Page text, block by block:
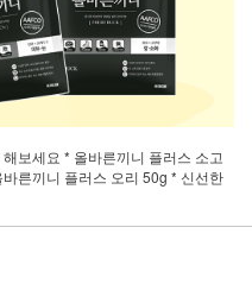
보세요 * 올바른끼니 플러스 소고
른끼니 플러스 오리 50g * 신선한